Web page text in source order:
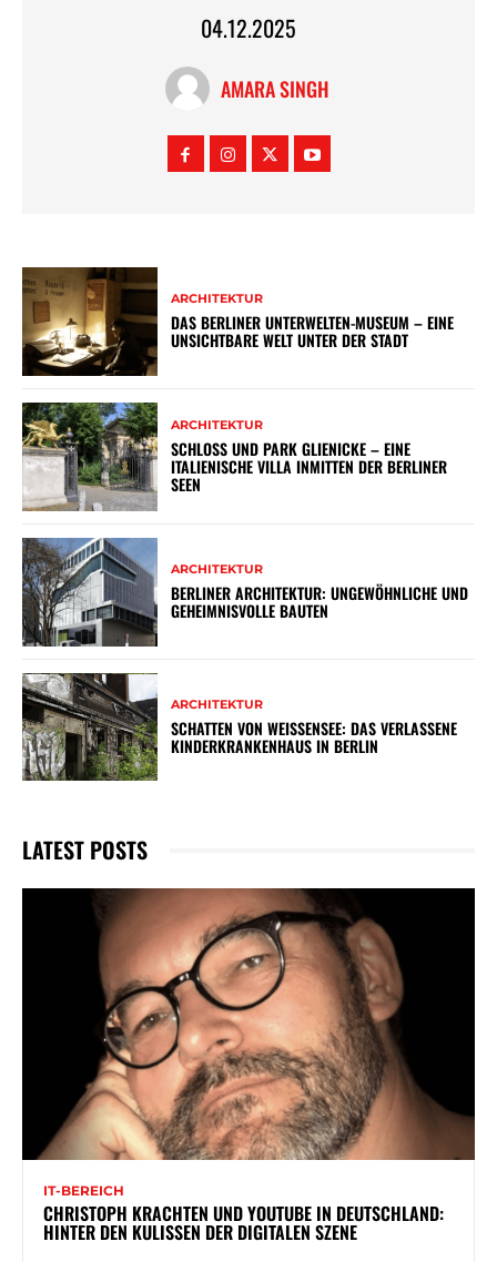
04.12.2025
AMARA SINGH
ARCHITEKTUR
DAS BERLINER UNTERWELTEN-MUSEUM – EINE
UNSICHTBARE WELT UNTER DER STADT
ARCHITEKTUR
SCHLOSS UND PARK GLIENICKE – EINE
ITALIENISCHE VILLA INMITTEN DER BERLINER
SEEN
ARCHITEKTUR
BERLINER ARCHITEKTUR: UNGEWÖHNLICHE UND
GEHEIMNISVOLLE BAUTEN
ARCHITEKTUR
SCHATTEN VON WEISSENSEE: DAS VERLASSENE K
INDERKRANKENHAUS IN BERLIN
LATEST POSTS
IT-BEREICH
CHRISTOPH KRACHTEN UND YOUTUBE IN DEUTSCHLAND:
HINTER DEN KULISSEN DER DIGITALEN SZENE